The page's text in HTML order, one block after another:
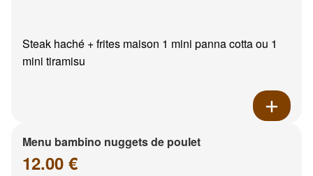
Steak haché + frites maison 1 mini panna cotta ou 1
mini tiramisu
Menu bambino nuggets de poulet
12.00 €